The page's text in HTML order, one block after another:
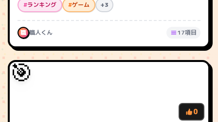
#ランキング #ゲーム +3
職 職人くん 17項目
🎯
0